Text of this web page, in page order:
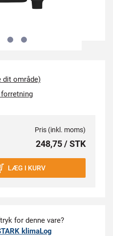
dit område)
forretning
Pris (inkl. moms)
248,75 / STK
LÆG I KURV
for denne vare?
klimaLog